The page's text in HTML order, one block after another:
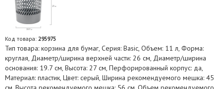
Код товара: 295975
Тип товара: корзина для бумаг, Серия: Basic, Объем: 11 л, Форма:
круглая, Диаметр/ширина верхней части: 26 см, Диаметр/ширина
основания: 19.7 см, Высота: 27 см, Перфорированный корпус: да,
Материал: пластик, Цвет: серый, Ширина рекомендуемого мешка: 45